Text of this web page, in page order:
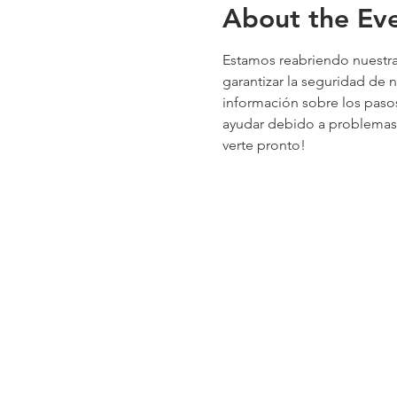
About the
Estamos reabriendo
garantizar la seguridad de
información sobre los
ayudar debido a
verte pronto!